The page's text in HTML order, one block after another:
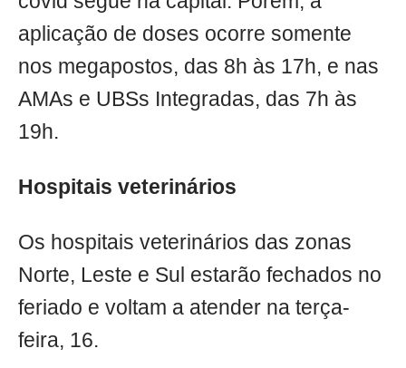
aplicação de doses ocorre somente
nos megapostos, das 8h às 17h, e nas
AMAs e UBSs Integradas, das 7h às
19h.
Hospitais veterinários
Os hospitais veterinários das zonas
Norte, Leste e Sul estarão fechados no
feriado e voltam a atender na terça-
feira, 16.